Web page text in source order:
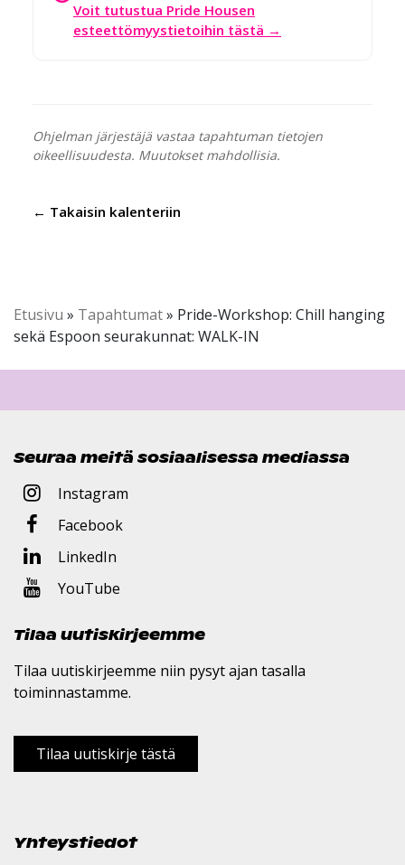
Voit tutustua Pride Housen
esteettömyystietoihin tästä →
Ohjelman järjestäjä vastaa tapahtuman tietojen
oikeellisuudesta. Muutokset mahdollisia.
← Takaisin kalenteriin
Etusivu » Tapahtumat» Pride-Workshop: Chill hanging
sekä Espoon seurakunnat: WALK-IN
Seuraa meitä sosiaalisessa mediassa
Instagram
Facebook
LinkedIn
YouTube
Tilaa uutiskirjeemme
Tilaa uutiskirjeemme niin pysyt ajan tasalla
toiminnastamme.
Tilaa uutiskirje tästä
Yhteystiedot